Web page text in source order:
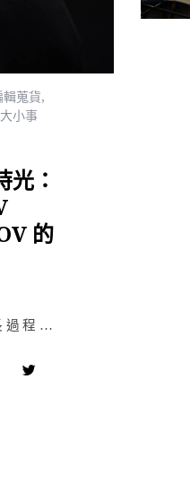
蒐貨,
小事
光：
的
每個女性的生活與成長過程裡，絕對少不了鏡子相伴，來自俄羅斯聖彼得堡的設計師 Yaroslav Mis…